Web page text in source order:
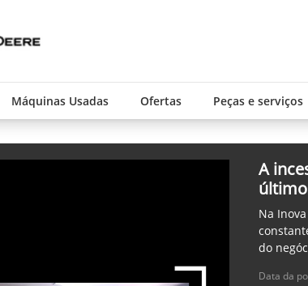
Máquinas Usadas Ofertas Peças e serviços
A
Na
do
Data da